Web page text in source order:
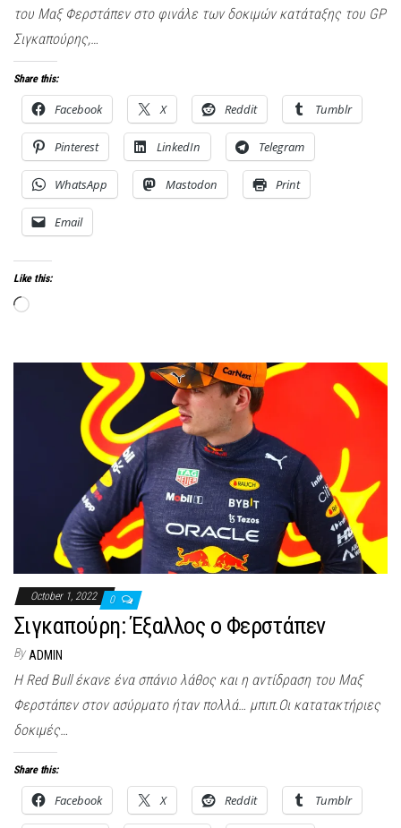
του Μαξ Φερστάπεν στο φινάλε των δοκιμών κατάταξης του GP
Σιγκαπούρης,…
Share this:
Facebook X Reddit Tumblr
Pinterest LinkedIn Telegram
WhatsApp Mastodon Print
Email
Like this:
Loading…
October 1, 2022 0
Σιγκαπούρη: Έξαλλος ο Φερστάπεν
By ADMIN
Η Red Bull έκανε ένα σπάνιο λάθος και η αντίδραση του Μαξ
Φερστάπεν στον ασύρματο ήταν πολλά… μπιπ.Οι κατατακτήριες
δοκιμές…
Share this:
Facebook X Reddit Tumblr